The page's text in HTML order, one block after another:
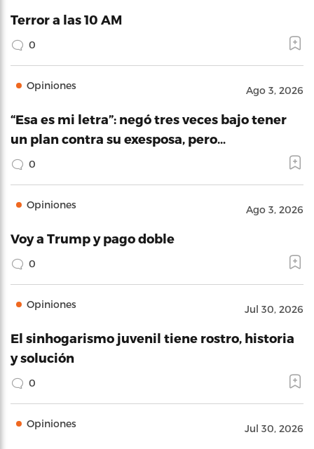
Terror a las 10 AM
0
Opiniones Ago 3, 2026
“Esa es mi letra”: negó tres veces bajo tener
un plan contra su exesposa, pero…
0
Opiniones Ago 3, 2026
Voy a Trump y pago doble
0
Opiniones Jul 30, 2026
El sinhogarismo juvenil tiene rostro, historia
y solución
0
Opiniones Jul 30, 2026